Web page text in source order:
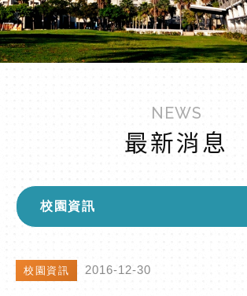
NEWS
最新消息
校園資訊
校園資訊 2016-12-30